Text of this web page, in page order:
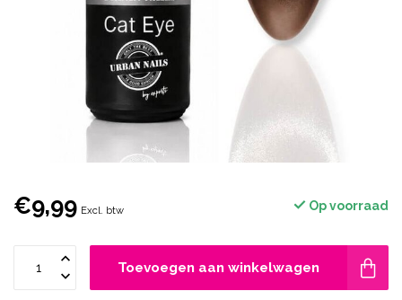
€9,99 Excl. btw Op voorraad
Toevoegen aan winkelwagen